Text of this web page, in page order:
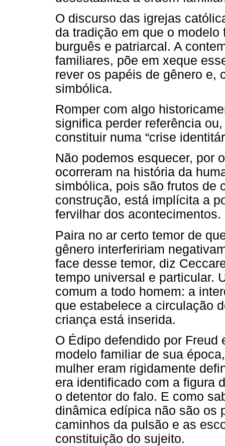
O discurso das igrejas
da tradição em que o
burguês e patriarcal. A
familiares, põe em xeque
rever os papéis de gênero e,
simbólica.
Romper com algo
significa perder referência
constituir numa “crise
Não podemos esquecer, por
ocorreram na história da
simbólica, pois são frutos de
construção, está implícita a
fervilhar dos acontecimentos.
Paira no ar certo temor de
gênero interfeririam
face desse temor, diz
tempo universal e particular.
comum a todo homem: a
que estabelece a circulação
criança está inserida.
O Édipo defendido por
modelo familiar de sua
mulher eram rigidamente
era identificado com a figura
o detentor do falo. E como
dinâmica edípica não são os
caminhos da pulsão e as
constituição do sujeito.